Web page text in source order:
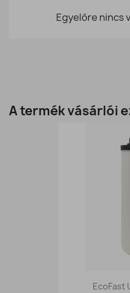
Egyelőre nincs
A termék vásárlói
EcoFast